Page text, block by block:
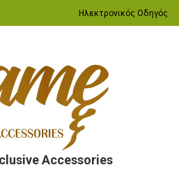
Ηλεκτρονικός Οδηγός
Accessories